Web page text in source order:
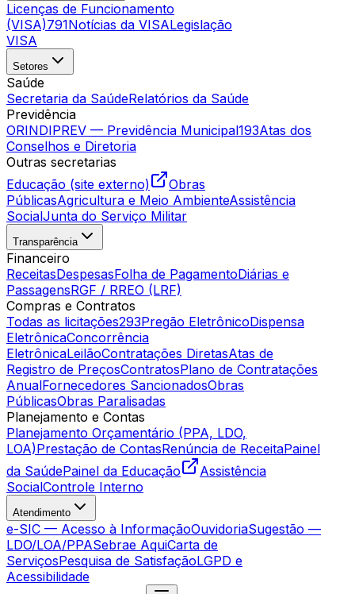
Licenças de Funcionamento
(VISA)791Notícias da VISALegislação
VISA
Setores
Saúde
Secretaria da SaúdeRelatórios da Saúde
Previdência
ORINDIPREV — Previdência Municipal193Atas dos
Conselhos e Diretoria
Outras secretarias
Educação (site externo)
Obras
PúblicasAgricultura e Meio AmbienteAssistência
SocialJunta do Serviço Militar
Transparência
Financeiro
ReceitasDespesasFolha de PagamentoDiárias e
PassagensRGF / RREO (LRF)
Compras e Contratos
Todas as licitações293Pregão EletrônicoDispensa
EletrônicaConcorrência
EletrônicaLeilãoContratações DiretasAtas de
Registro de PreçosContratosPlano de Contratações
AnualFornecedores SancionadosObras
PúblicasObras Paralisadas
Planejamento e Contas
Planejamento Orçamentário (PPA, LDO,
LOA)Prestação de ContasRenúncia de ReceitaPainel
da SaúdePainel da Educação
Assistência
SocialControle Interno
Atendimento
e-SIC — Acesso à InformaçãoOuvidoriaSugestão —
LDO/LOA/PPASebrae AquiCarta de
ServiçosPesquisa de SatisfaçãoLGPD e
Acessibilidade